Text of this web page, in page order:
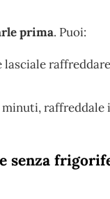
prima. Puoi:
raffreddale
senza